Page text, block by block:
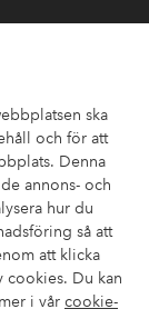
ska
och för att
Denna
annons- och
hur du
så att
att klicka
cookies. Du kan
i vår cookie-
Här finns